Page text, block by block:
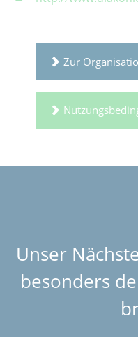
Zur
Unser
besonders